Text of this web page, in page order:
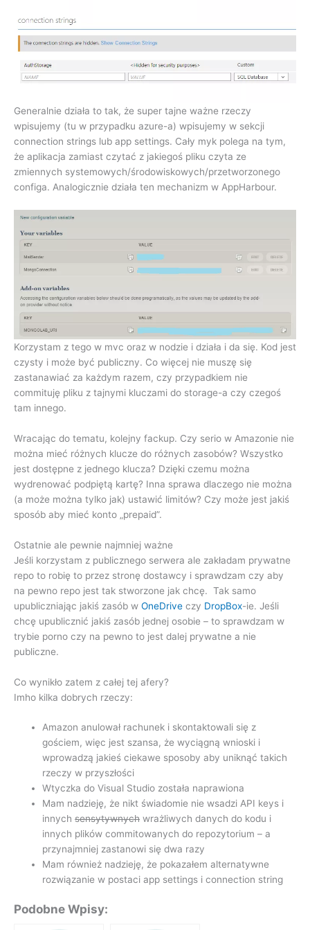
Generalnie działa to tak, że super tajne ważne rzeczy
wpisujemy (tu w przypadku azure-a) wpisujemy w sekcji
connection strings lub app settings. Cały myk polega na tym,
że aplikacja zamiast czytać z jakiegoś pliku czyta ze
zmiennych systemowych/środowiskowych/przetworzonego
configa. Analogicznie działa ten mechanizm w AppHarbour.
Korzystam z tego w mvc oraz w nodzie i działa i da się. Kod jest
czysty i może być publiczny. Co więcej nie muszę się
zastanawiać za każdym razem, czy przypadkiem nie
commituję pliku z tajnymi kluczami do storage-a czy czegoś
tam innego.
Wracając do tematu, kolejny fackup. Czy serio w Amazonie nie
można mieć różnych klucze do różnych zasobów? Wszystko
jest dostępne z jednego klucza? Dzięki czemu można
wydrenować podpiętą kartę? Inna sprawa dlaczego nie można
(a może można tylko jak) ustawić limitów? Czy może jest jakiś
sposób aby mieć konto „prepaid”.
Ostatnie ale pewnie najmniej ważne
Jeśli korzystam z publicznego serwera ale zakładam prywatne
repo to robię to przez stronę dostawcy i sprawdzam czy aby
na pewno repo jest tak stworzone jak chcę. Tak samo
upubliczniając jakiś zasób w OneDrive czy DropBox-ie. Jeśli
chcę upublicznić jakiś zasób jednej osobie – to sprawdzam w
trybie porno czy na pewno to jest dalej prywatne a nie
publiczne.
Co wynikło zatem z całej tej afery?
Imho kilka dobrych rzeczy:
Amazon anulował rachunek i skontaktowali się z
gościem, więc jest szansa, że wyciągną wnioski i
wprowadzą jakieś ciekawe sposoby aby uniknąć takich
rzeczy w przyszłości
Wtyczka do Visual Studio została naprawiona
Mam nadzieję, że nikt świadomie nie wsadzi API keys i
innychsensytywnych wrażliwych danych do kodu i
innych plików commitowanych do repozytorium – a
przynajmniej zastanowi się dwa razy
Mam również nadzieję, że pokazałem alternatywne
rozwiązanie w postaci app settings i connection string
Podobne Wpisy: